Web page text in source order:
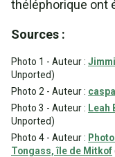
théléphorique ont
Sources :
Photo 1 - Auteur :
Unported)
Photo 2 - Auteur :
Photo 3 - Auteur : Leah
Unported)
Photo 4 - Auteur :
Tongass, île de Mitkof